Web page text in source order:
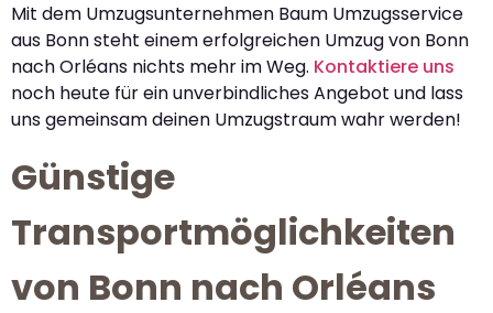
Mit dem Umzugsunternehmen Baum Umzugsservice
aus Bonn steht einem erfolgreichen Umzug von Bonn
nach Orléans nichts mehr im Weg. Kontaktiere uns
noch heute für ein unverbindliches Angebot und lass
uns gemeinsam deinen Umzugstraum wahr werden!
Günstige
Transportmöglichkeiten
von Bonn nach Orléans